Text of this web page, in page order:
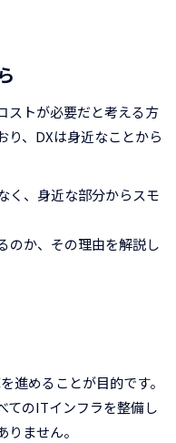
ストが必要だと考える方
り、DXは身近なことから
く、身近な部分からスモ
のか、その理由を解説し
進めることが目的です。
てのITインフラを整備し
ません。